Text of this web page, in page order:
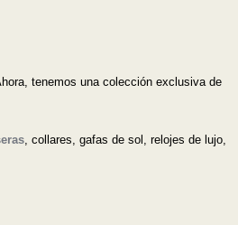
tenemos una colección exclusiva de
, collares, gafas de sol, relojes de lujo,